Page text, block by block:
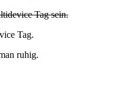
Tag sein.
Tag.
ruhig.